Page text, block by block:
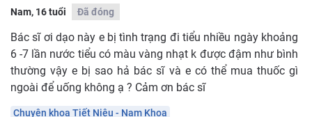
Nam, 16 tuổi Đã đóng
Bác sĩ ơi dạo này e bị tình trạng đi tiểu nhiều ngày khoảng
6 -7 lần nước tiểu có màu vàng nhạt k được đậm như bình
thường vậy e bị sao hả bác sĩ và e có thể mua thuốc gì
ngoài để uống không ạ ? Cảm ơn bác sĩ
Chuyên khoa Tiết Niệu - Nam Khoa